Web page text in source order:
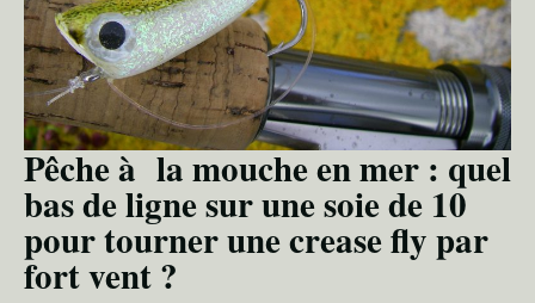
Pêche à la mouche en mer : quel
bas de ligne sur une soie de 10
pour tourner une crease fly par
fort vent ?